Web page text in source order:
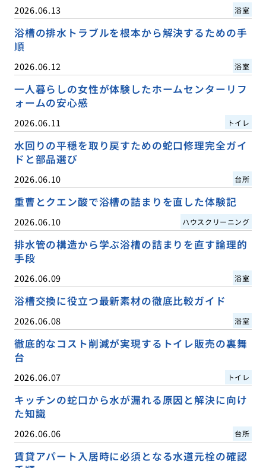
2026.06.13 浴室
浴槽の排水トラブルを根本から解決するための手
順
2026.06.12 浴室
一人暮らしの女性が体験したホームセンターリフ
ォームの安心感
2026.06.11 トイレ
水回りの平穏を取り戻すための蛇口修理完全ガイ
ドと部品選び
2026.06.10 台所
重曹とクエン酸で浴槽の詰まりを直した体験記
2026.06.10 ハウスクリーニング
排水管の構造から学ぶ浴槽の詰まりを直す論理的
手段
2026.06.09 浴室
浴槽交換に役立つ最新素材の徹底比較ガイド
2026.06.08 浴室
徹底的なコスト削減が実現するトイレ販売の裏舞
台
2026.06.07 トイレ
キッチンの蛇口から水が漏れる原因と解決に向け
た知識
2026.06.06 台所
賃貸アパート入居時に必須となる水道元栓の確認